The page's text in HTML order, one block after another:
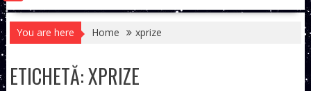
You are here Home xprize
ETICHETĂ:XPRIZE